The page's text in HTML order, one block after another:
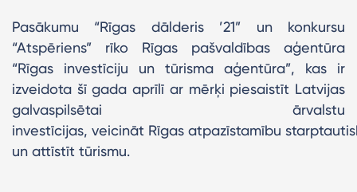
Pasākumu “Rīgas dālderis ’21” un konkursu
“Atspēriens” rīko Rīgas pašvaldības aģentūra
“Rīgas investīciju un tūrisma aģentūra”, kas ir
izveidota šī gada aprīlī ar mērķi piesaistīt Latvijas
galvaspilsētai ārvalstu
investīcijas, veicināt Rīgas atpazīstamību
un attīstīt tūrismu.